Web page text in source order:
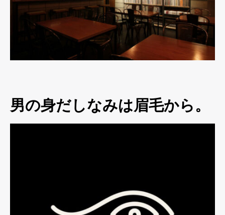
男の身だしなみは眉毛から。